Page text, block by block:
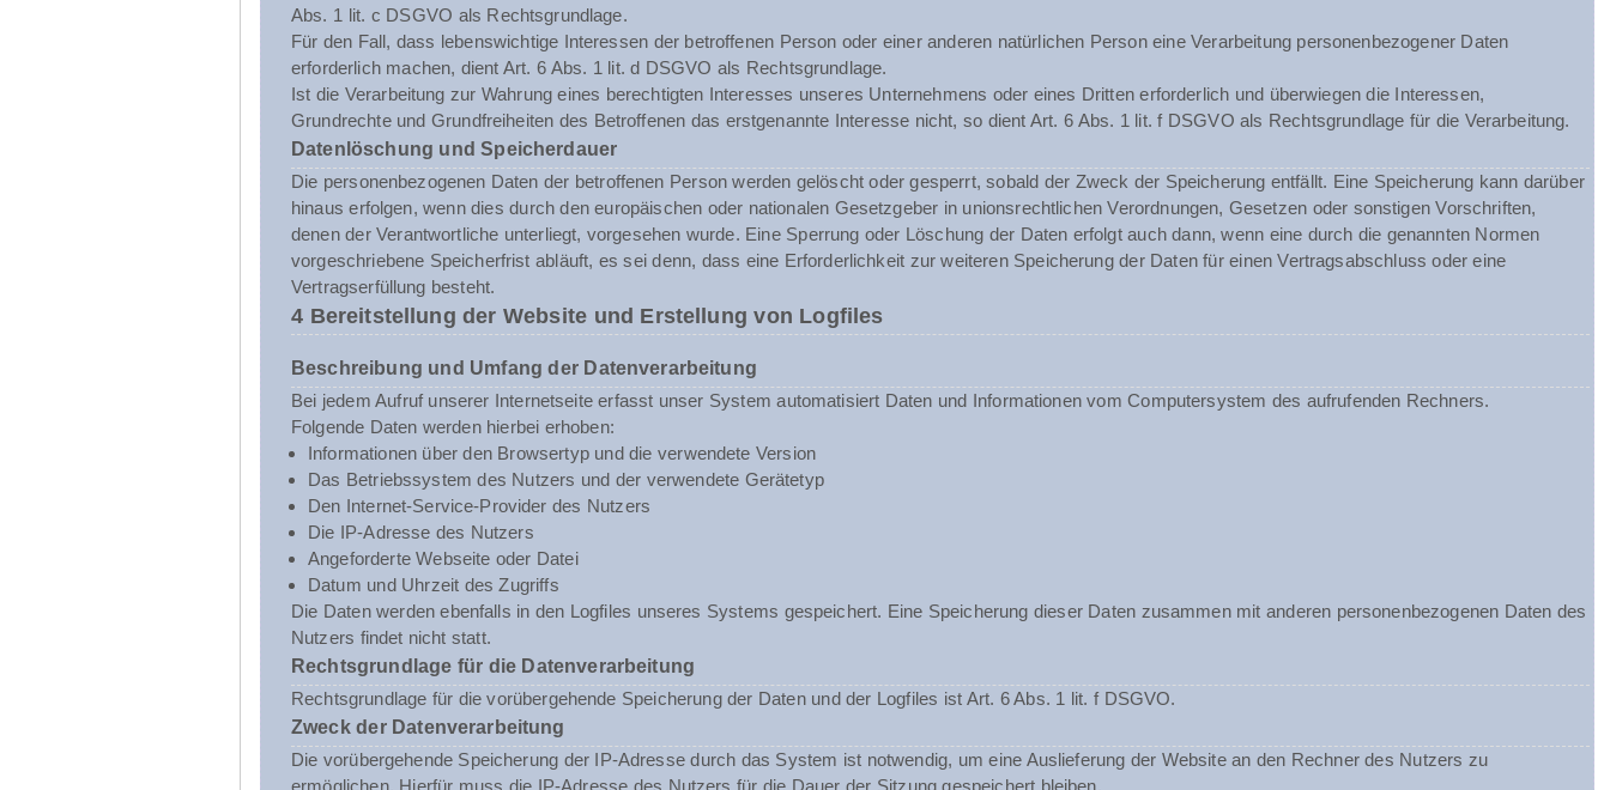
Abs. 1 lit. c DSGVO als Rechtsgrundlage.
Für den Fall, dass lebenswichtige Interessen der betroffenen Person oder einer anderen natürlichen Person eine Verarbeitung personenbezogener Daten
erforderlich machen, dient Art. 6 Abs. 1 lit. d DSGVO als Rechtsgrundlage.
Ist die Verarbeitung zur Wahrung eines berechtigten Interesses unseres Unternehmens oder eines Dritten erforderlich und überwiegen die Interessen,
Grundrechte und Grundfreiheiten des Betroffenen das erstgenannte Interesse nicht, so dient Art. 6 Abs. 1 lit. f DSGVO als Rechtsgrundlage für die Verarbeitung.
Datenlöschung und Speicherdauer
Die personenbezogenen Daten der betroffenen Person werden gelöscht oder gesperrt, sobald der Zweck der Speicherung entfällt. Eine Speicherung kann darüber
hinaus erfolgen, wenn dies durch den europäischen oder nationalen Gesetzgeber in unionsrechtlichen Verordnungen, Gesetzen oder sonstigen Vorschriften,
denen der Verantwortliche unterliegt, vorgesehen wurde. Eine Sperrung oder Löschung der Daten erfolgt auch dann, wenn eine durch die genannten Normen
vorgeschriebene Speicherfrist abläuft, es sei denn, dass eine Erforderlichkeit zur weiteren Speicherung der Daten für einen Vertragsabschluss oder eine
Vertragserfüllung besteht.
4 Bereitstellung der Website und Erstellung von Logfiles
Beschreibung und Umfang der Datenverarbeitung
Bei jedem Aufruf unserer Internetseite erfasst unser System automatisiert Daten und Informationen vom Computersystem des aufrufenden Rechners.
Folgende Daten werden hierbei erhoben:
Informationen über den Browsertyp und die verwendete Version
Das Betriebssystem des Nutzers und der verwendete Gerätetyp
Den Internet-Service-Provider des Nutzers
Die IP-Adresse des Nutzers
Angeforderte Webseite oder Datei
Datum und Uhrzeit des Zugriffs
Die Daten werden ebenfalls in den Logfiles unseres Systems gespeichert. Eine Speicherung dieser Daten zusammen mit anderen personenbezogenen Daten des
Nutzers findet nicht statt.
Rechtsgrundlage für die Datenverarbeitung
Rechtsgrundlage für die vorübergehende Speicherung der Daten und der Logfiles ist Art. 6 Abs. 1 lit. f DSGVO.
Zweck der Datenverarbeitung
Die vorübergehende Speicherung der IP-Adresse durch das System ist notwendig, um eine Auslieferung der Website an den Rechner des Nutzers zu
ermöglichen. Hierfür muss die IP-Adresse des Nutzers für die Dauer der Sitzung gespeichert bleiben.